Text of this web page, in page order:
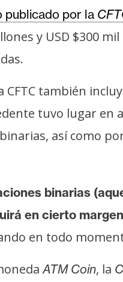
publicado por la
y USD $300
también
tuvo lugar en
así como
binarias
en cierto
en todo
ATM Coin, la